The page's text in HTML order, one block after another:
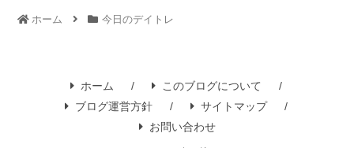
ホーム 今日のデイトレ
ホーム
このブログについて
ブログ運営方針
サイトマップ
お問い合わせ